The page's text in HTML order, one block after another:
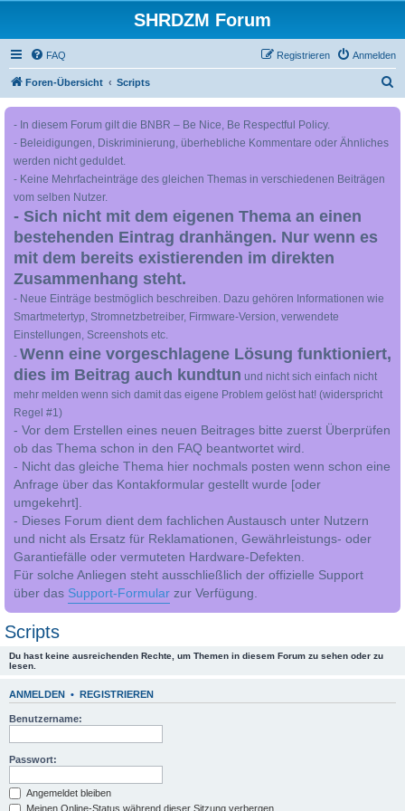
SHRDZM Forum
FAQ Anmelden
Registrieren
Foren-Übersicht Scripts
- In diesem Forum gilt die BNBR – Be Nice, Be Respectful Policy.
- Beleidigungen, Diskriminierung, überhebliche Kommentare oder Ähnliches
werden nicht geduldet.
- Keine Mehrfacheinträge des gleichen Themas in verschiedenen Beiträgen
vom selben Nutzer.
- Sich nicht mit dem eigenen Thema an einen
bestehenden Eintrag dranhängen. Nur wenn es
mit dem bereits existierenden im direkten
Zusammenhang steht.
- Neue Einträge bestmöglich beschreiben. Dazu gehören Informationen wie
Smartmetertyp, Stromnetzbetreiber, Firmware-Version, verwendete
Einstellungen, Screenshots etc.
- Wenn eine vorgeschlagene Lösung funktioniert,
dies im Beitrag auch kundtun und nicht sich einfach nicht
mehr melden wenn sich damit das eigene Problem gelöst hat! (widerspricht
Regel #1)
- Vor dem Erstellen eines neuen Beitrages bitte zuerst Überprüfen
ob das Thema schon in den FAQ beantwortet wird.
- Nicht das gleiche Thema hier nochmals posten wenn schon eine
Anfrage über das Kontakformular gestellt wurde [oder
umgekehrt].
- Dieses Forum dient dem fachlichen Austausch unter Nutzern
und nicht als Ersatz für Reklamationen, Gewährleistungs- oder
Garantiefälle oder vermuteten Hardware-Defekten.
Für solche Anliegen steht ausschließlich der offizielle Support
über das Support-Formular zur Verfügung.
Scripts
Du hast keine ausreichenden Rechte, um Themen in diesem Forum zu sehen oder zu
lesen.
ANMELDEN • REGISTRIEREN
Benutzername:
Passwort:
Angemeldet bleiben
Meinen Online-Status während dieser Sitzung verbergen